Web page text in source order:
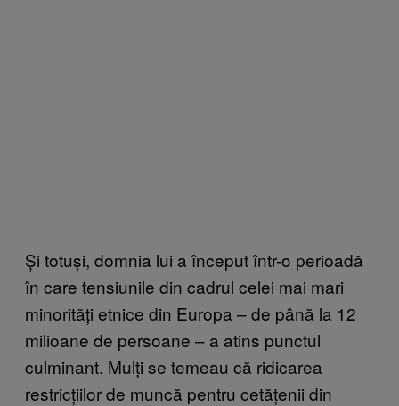
Și totuși, domnia lui a început într-o perioadă
în care tensiunile din cadrul celei mai mari
minorități etnice din Europa – de până la 12
milioane de persoane – a atins punctul
culminant. Mulți se temeau că ridicarea
restricțiilor de muncă pentru cetățenii din